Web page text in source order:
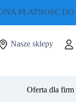
PŁATNOŚĆ
Nasze sklepy
Oferta dla firm